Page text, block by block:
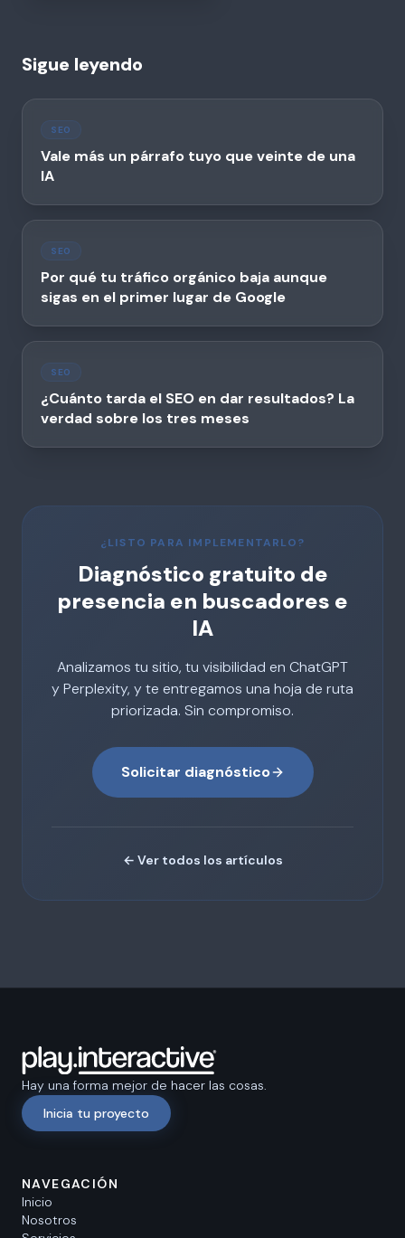
Sigue leyendo
SEO
Vale más un párrafo tuyo que veinte de una
IA
SEO
Por qué tu tráfico orgánico baja aunque
sigas en el primer lugar de Google
SEO
¿Cuánto tarda el SEO en dar resultados? La
verdad sobre los tres meses
¿LISTO PARA IMPLEMENTARLO?
Diagnóstico gratuito de
presencia en buscadores e
IA
Analizamos tu sitio, tu visibilidad en ChatGPT
y Perplexity, y te entregamos una hoja de ruta
priorizada. Sin compromiso.
Solicitar diagnóstico
← Ver todos los artículos
Hay una forma mejor de hacer las cosas.
Inicia tu proyecto
NAVEGACIÓN
Inicio
Nosotros